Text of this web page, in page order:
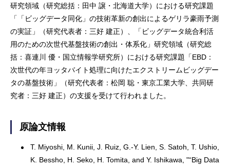
研究領域（研究総括：田中 譲・北海道大学）における研究課題
「「ビッグデータ同化」の技術革新の創出によるゲリラ豪雨予測
の実証」（研究代表者：三好 建正）、「ビッグデータ統合利活
用のための次世代基盤技術の創出・体系化」研究領域（研究総
括：喜連川 優・国立情報学研究所）における研究課題「EBD：
次世代の年ヨッタバイト処理に向けたエクストリームビッグデー
タの基盤技術」（研究代表者：松岡 聡・東京工業大学、共同研
究者：三好 建正）の支援を受けて行われました。
原論文情報
T. Miyoshi, M. Kunii, J. Ruiz, G.-Y. Lien, S. Satoh, T. Ushio,
K. Bessho, H. Seko, H. Tomita, and Y. Ishikawa, "“Big Data